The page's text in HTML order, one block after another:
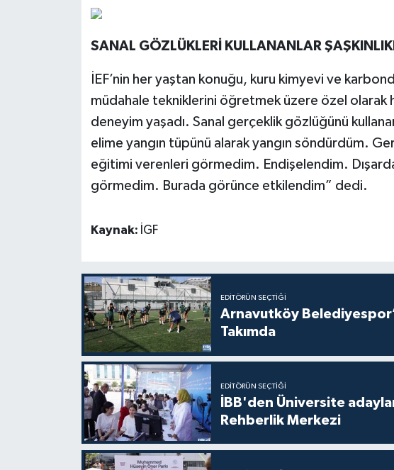
SANAL GÖZLÜKLERİ KULLANANLAR
İEF’nin her yaştan konuğu, kuru kimyevi ve
müdahale tekniklerini öğretmek üzere özel olarak
deneyim yaşadı. Sanal gerçeklik gözlüğünü
elime yangın tüpünü alarak yangın söndürdüm.
eğitimi verenleri görmedim. Endişelendim.
görmedim. Burada görünce etkilendim” dedi.
Kaynak: İGF
EDITÖRÜN SEÇTIĞI
Arnavutköy
Takımda
EDITÖRÜN SEÇTIĞI
İBB'den Üniversite
Rehberlik Merkezi